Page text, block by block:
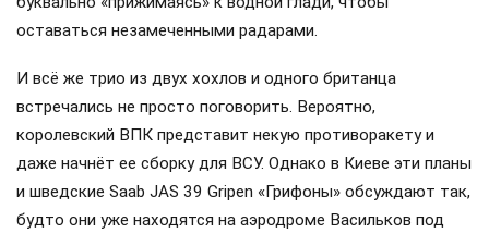
оставаться незамеченными радарами.
И всё же трио из двух хохлов и одного британца
встречались не просто поговорить. Вероятно,
королевский ВПК представит некую противоракету и
даже начнёт ее сборку для ВСУ. Однако в Киеве эти планы
и шведские Saab JAS 39 Gripen «Грифоны» обсуждают так,
будто они уже находятся на аэродроме Васильков под